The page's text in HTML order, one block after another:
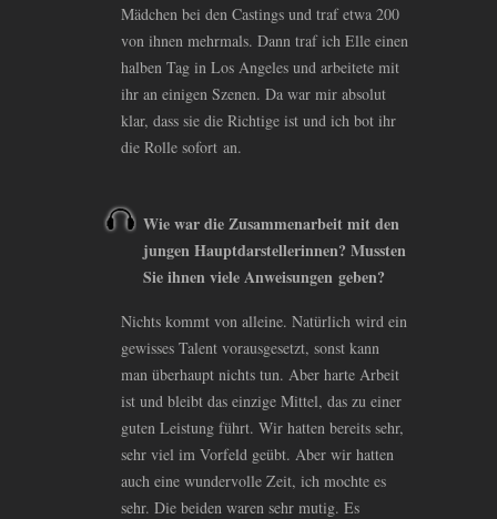
Mädchen bei den Castings und traf etwa 200
von ihnen mehrmals. Dann traf ich Elle einen
halben Tag in Los Angeles und arbeitete mit
ihr an einigen Szenen. Da war mir absolut
klar, dass sie die Richtige ist und ich bot ihr
die Rolle sofort an.
Wie war die Zusammenarbeit mit den
jungen Hauptdarstellerinnen? Mussten
Sie ihnen viele Anweisungen geben?
Nichts kommt von alleine. Natürlich wird ein
gewisses Talent vorausgesetzt, sonst kann
man überhaupt nichts tun. Aber harte Arbeit
ist und bleibt das einzige Mittel, das zu einer
guten Leistung führt. Wir hatten bereits sehr,
sehr viel im Vorfeld geübt. Aber wir hatten
auch eine wundervolle Zeit, ich mochte es
sehr. Die beiden waren sehr mutig. Es